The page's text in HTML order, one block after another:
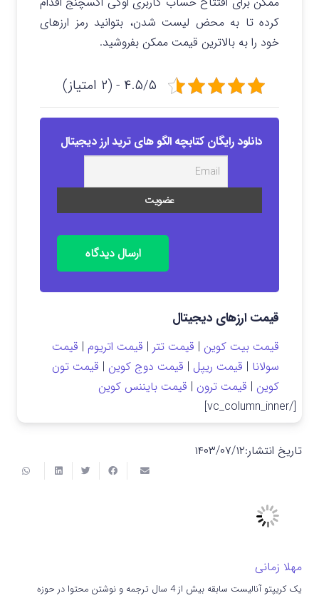
کرده تا به محض لیست شدن، بتوانید رمز ارزهای
خود را به بالاترین قیمت ممکن بفروشید.
۴.۵/۵ - (۲ امتیاز)
دانلود رایگان کتابچه الگو های ترید ارز دیجیتال
ارسال دیدگاه
قیمت ارزهای دیجیتال
قیمت بیت کوین | قیمت تتر | قیمت اتریوم | قیمت
سولانا | قیمت ریپل | قیمت دوج کوین | قیمت تون
کوین | قیمت ترون | قیمت بایننس کوین
[/vc_column_inner]
تاریخ انتشار:۱۴۰۳/۰۷/۱۲
مهلا زمانی
یک کریپتو آنالیست سابقه بیش از 4 سال ترجمه و نوشتن محتوا در حوزه